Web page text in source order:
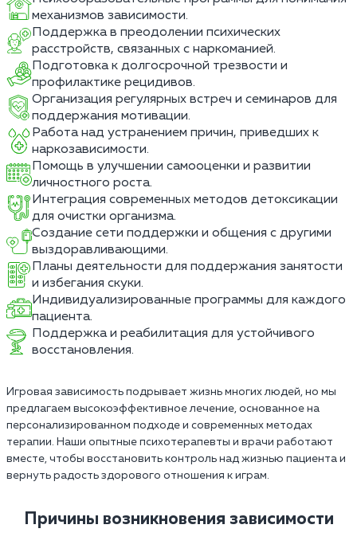
механизмов зависимости.
Поддержка в преодолении психических
расстройств, связанных с наркоманией.
Подготовка к долгосрочной трезвости и
профилактике рецидивов.
Организация регулярных встреч и семинаров для
поддержания мотивации.
Работа над устранением причин, приведших к
наркозависимости.
Помощь в улучшении самооценки и развитии
личностного роста.
Интеграция современных методов детоксикации
для очистки организма.
Создание сети поддержки и общения с другими
выздоравливающими.
Планы деятельности для поддержания занятости
и избегания скуки.
Индивидуализированные программы для каждого
пациента.
Поддержка и реабилитация для устойчивого
восстановления.
Игровая зависимость подрывает жизнь многих людей, но мы
предлагаем высокоэффективное лечение, основанное на
персонализированном подходе и современных методах
терапии. Наши опытные психотерапевты и врачи работают
вместе, чтобы восстановить контроль над жизнью пациента и
вернуть радость здорового отношения к играм.
Причины возникновения зависимости